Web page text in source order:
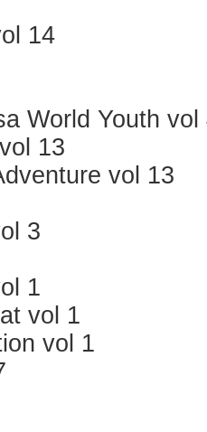
14
World Youth vol
13
vol 13
3
1
vol 1
vol 1